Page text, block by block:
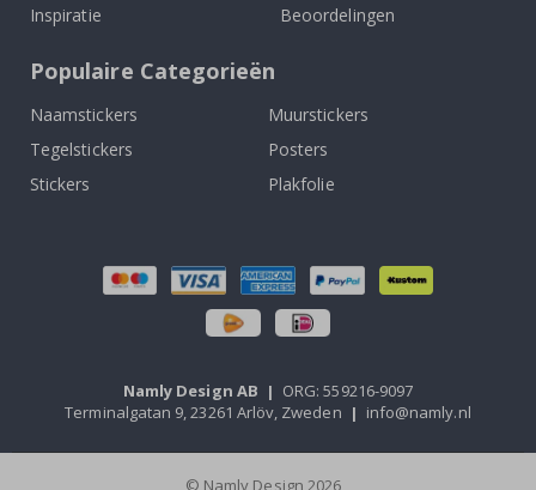
Inspiratie
Beoordelingen
Populaire Categorieën
Naamstickers
Muurstickers
Tegelstickers
Posters
Stickers
Plakfolie
Namly Design AB | ORG: 559216-9097
Terminalgatan 9, 23261 Arlöv, Zweden | info@namly.nl